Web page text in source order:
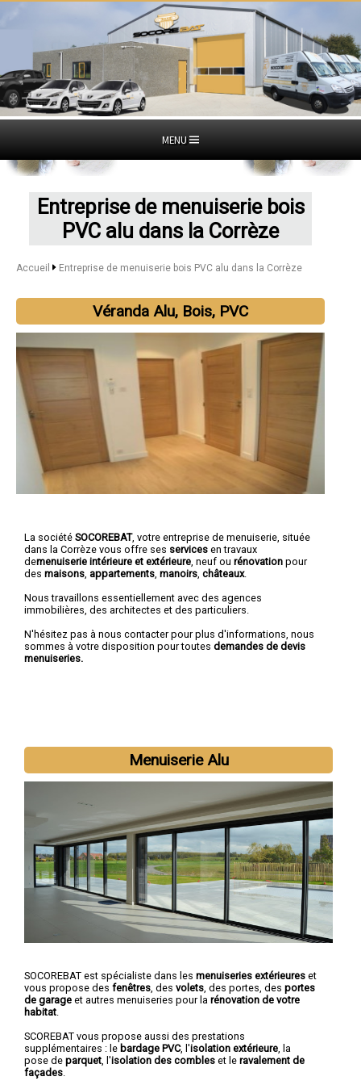
MENU
Entreprise de menuiserie bois
PVC alu dans la Corrèze
Accueil Entreprise de menuiserie bois PVC alu dans la Corrèze
Véranda Alu, Bois, PVC
La société SOCOREBAT, votre entreprise de menuiserie , située
dans la Corrèze vous offre ses services en travaux
demenuiserie intérieure et extérieure , neuf ou rénovation pour
des maisons appartements manoirs châteaux.
Nous travaillons essentiellement avec des agences
immobilières, des architectes et des particuliers.
N'hésitez pas à nous contacter pour plus d'informations, nous
sommes à votre disposition pour toutes demandes de devis
menuiseries.
Menuiserie Alu
SOCOREBAT est spécialiste dans les menuiseries extérieures et
vous propose des fenêtres , des volets , des portes, des portes
de garage et autres menuiseries pour la rénovation de votre
habitat
SCOREBAT vous propose aussi des prestations
supplémentaires : le bardage PVC, l'isolation extérieure , la
pose de parquet , l'isolation des combles et le ravalement de
façades